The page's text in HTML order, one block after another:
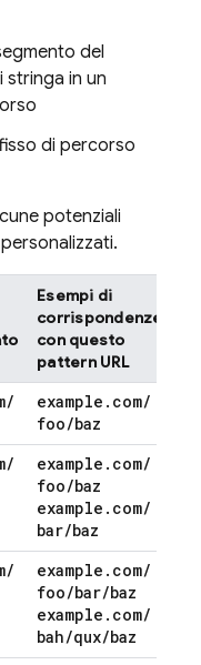
del
stringa in un
di percorso
potenziali
Esempi di
corrispondenze
con questo
pattern URL
/
example . com/
foo/baz
/
example . com/
foo/baz
example . com/
bar/baz
/
example . com/
foo/bar/baz
example . com/
bah/qux/baz